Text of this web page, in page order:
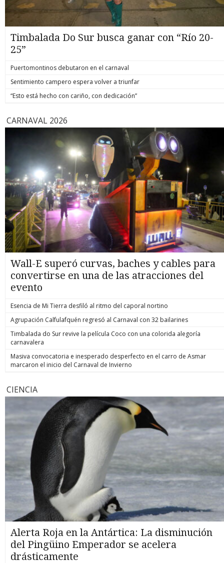
Timbalada Do Sur busca ganar con “Río 20-
25”
Puertomontinos debutaron en el carnaval
Sentimiento campero espera volver a triunfar
“Esto está hecho con cariño, con dedicación”
CARNAVAL 2026
Wall-E superó curvas, baches y cables para
convertirse en una de las atracciones del
evento
Esencia de Mi Tierra desfiló al ritmo del caporal nortino
Agrupación Calfulafquén regresó al Carnaval con 32 bailarines
Timbalada do Sur revive la película Coco con una colorida alegoría
carnavalera
Masiva convocatoria e inesperado desperfecto en el carro de Asmar
marcaron el inicio del Carnaval de Invierno
CIENCIA
Alerta Roja en la Antártica: La disminución
del Pingüino Emperador se acelera
drásticamente